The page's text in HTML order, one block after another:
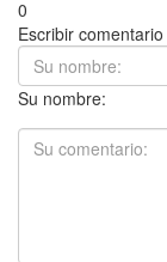
0
Escribir comentario
Su nombre: